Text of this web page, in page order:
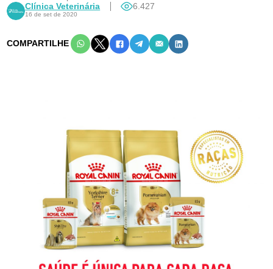
Clínica Veterinária
16 de set de 2020
6.427
COMPARTILHE